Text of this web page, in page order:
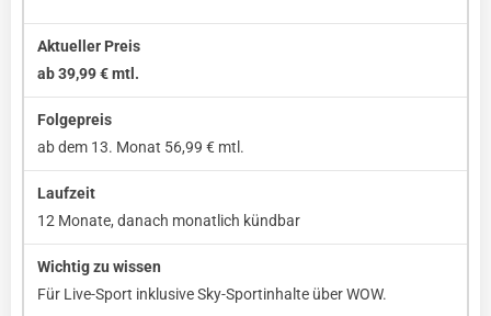
ab 39,99 € mtl.
ab dem 13. Monat 56,99 € mtl.
12 Monate, danach monatlich kündbar
Für Live-Sport inklusive Sky-Sportinhalte über WOW.